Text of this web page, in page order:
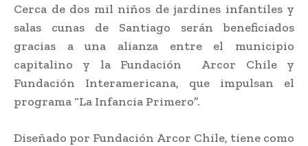
Cerca de dos mil niños de jardines infantiles y
salas cunas de Santiago serán beneficiados
gracias a una alianza entre el municipio
capitalino y la Fundación Arcor Chile y
Fundación Interamericana, que impulsan el
programa “La Infancia Primero”.
Diseñado por Fundación Arcor Chile, tiene como